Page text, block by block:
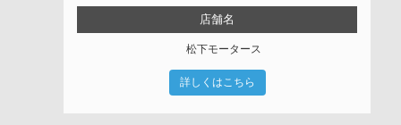
店舗名
松下モータース
詳しくはこちら